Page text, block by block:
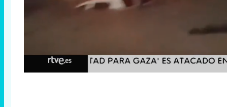
Unmute /